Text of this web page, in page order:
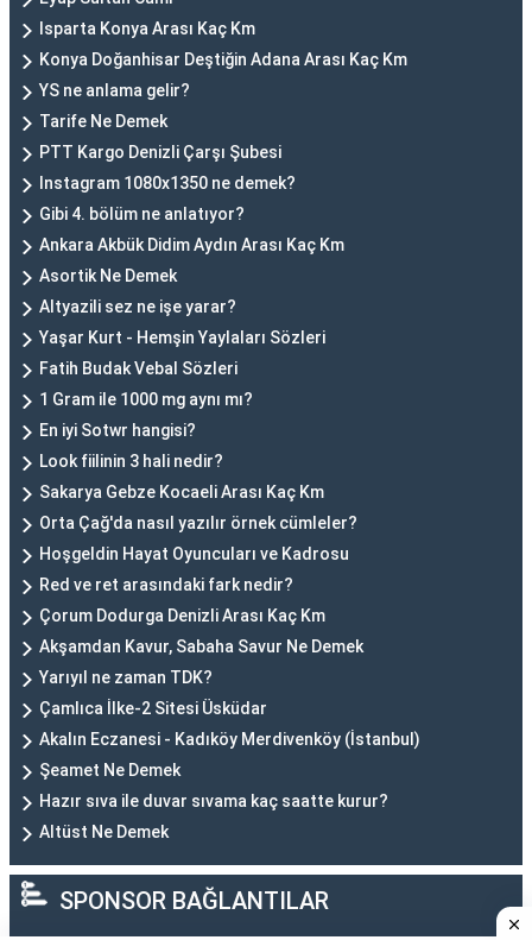
Isparta Konya Arası Kaç Km
Konya Doğanhisar Deştiğin Adana Arası Kaç Km
YS ne anlama gelir?
Tarife Ne Demek
PTT Kargo Denizli Çarşı Şubesi
Instagram 1080x1350 ne demek?
Gibi 4. bölüm ne anlatıyor?
Ankara Akbük Didim Aydın Arası Kaç Km
Asortik Ne Demek
Altyazili sez ne işe yarar?
Yaşar Kurt - Hemşin Yaylaları Sözleri
Fatih Budak Vebal Sözleri
1 Gram ile 1000 mg aynı mı?
En iyi Sotwr hangisi?
Look fiilinin 3 hali nedir?
Sakarya Gebze Kocaeli Arası Kaç Km
Orta Çağ'da nasıl yazılır örnek cümleler?
Hoşgeldin Hayat Oyuncuları ve Kadrosu
Red ve ret arasındaki fark nedir?
Çorum Dodurga Denizli Arası Kaç Km
Akşamdan Kavur, Sabaha Savur Ne Demek
Yarıyıl ne zaman TDK?
Çamlıca İlke-2 Sitesi Üsküdar
Akalın Eczanesi - Kadıköy Merdivenköy (İstanbul)
Şeamet Ne Demek
Hazır sıva ile duvar sıvama kaç saatte kurur?
Altüst Ne Demek
SPONSOR BAĞLANTILAR